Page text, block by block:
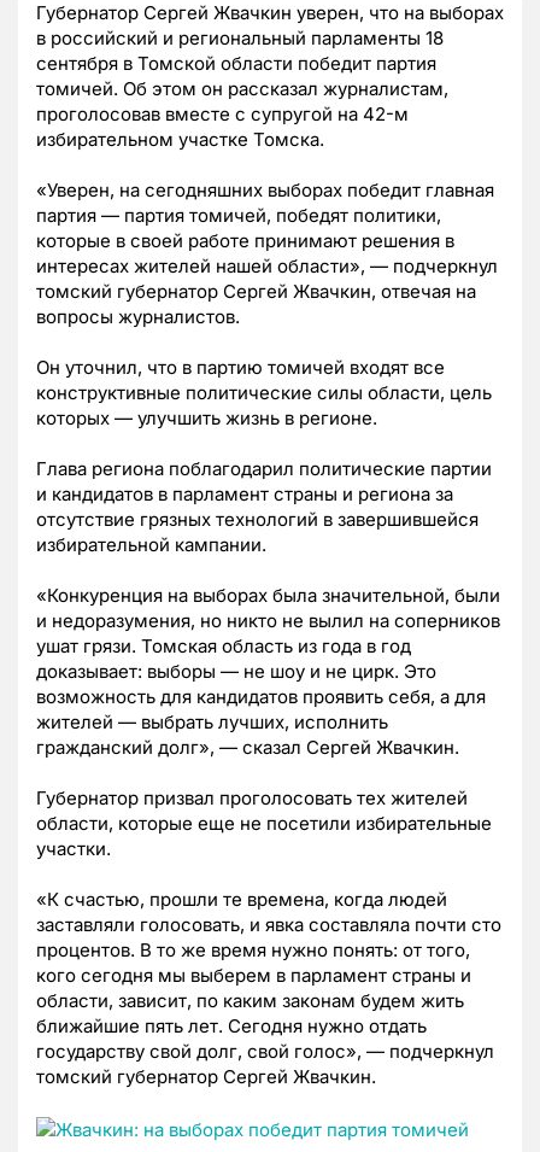
Губернатор Сергей Жвачкин уверен, что на выборах
в российский и региональный парламенты 18
сентября в Томской области победит партия
томичей. Об этом он рассказал журналистам,
проголосовав вместе с супругой на 42-м
избирательном участке Томска.
«Уверен, на сегодняшних выборах победит главная
партия — партия томичей, победят политики,
которые в своей работе принимают решения в
интересах жителей нашей области», — подчеркнул
томский губернатор Сергей Жвачкин, отвечая на
вопросы журналистов.
Он уточнил, что в партию томичей входят все
конструктивные политические силы области, цель
которых — улучшить жизнь в регионе.
Глава региона поблагодарил политические партии
и кандидатов в парламент страны и региона за
отсутствие грязных технологий в завершившейся
избирательной кампании.
«Конкуренция на выборах была значительной, были
и недоразумения, но никто не вылил на соперников
ушат грязи. Томская область из года в год
доказывает: выборы — не шоу и не цирк. Это
возможность для кандидатов проявить себя, а для
жителей — выбрать лучших, исполнить
гражданский долг», — сказал Сергей Жвачкин.
Губернатор призвал проголосовать тех жителей
области, которые еще не посетили избирательные
участки.
«К счастью, прошли те времена, когда людей
заставляли голосовать, и явка составляла почти сто
процентов. В то же время нужно понять: от того,
кого сегодня мы выберем в парламент страны и
области, зависит, по каким законам будем жить
ближайшие пять лет. Сегодня нужно отдать
государству свой долг, свой голос», — подчеркнул
томский губернатор Сергей Жвачкин.